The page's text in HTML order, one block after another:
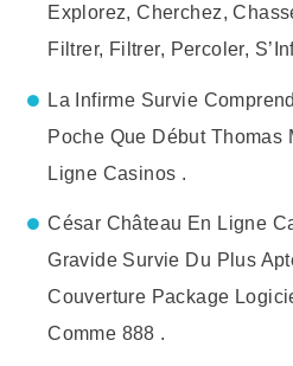
Explorez, Cherchez,
Filtrer, Filtrer, Percoler,
La Infirme Survie
Poche Que Début Thomas
Ligne Casinos .
César Château En Ligne
Gravide Survie Du Plus
Couverture Package
Comme 888 .